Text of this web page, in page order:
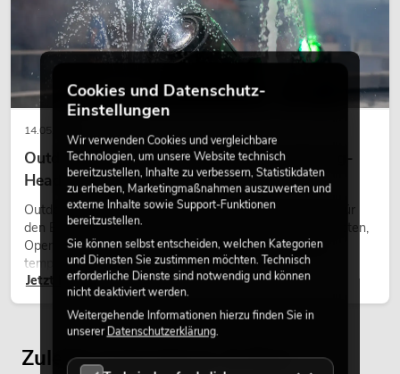
No. 20000288 Artikel nicht mehr verfügbar
EUROLITE Set LED KLS Laser Bar Pro
FX + Boxenhochständer heavy, Alu sw
No. 20000289Artikel nicht mehr verfügbar
14.05.2026
Outdoor Moving-Heads: Wetterfeste Moving-
Heads bei Events
Outdoor Moving-Heads sind bewegliche Scheinwerfer für
den Einsatz im Freien. Sie werden bei Festivals, Stadtfesten,
Open-Air-Konzerten, Architekturinszenierungen und
temporären Außeninstallationen eingesetzt.
Jetzt lesen
Zuletzt angesehene Artikel
Cookies und Datenschutz-
Einstellungen
Wir verwenden Cookies und vergleichbare
Technologien, um unsere Website technisch
bereitzustellen, Inhalte zu verbessern, Statistikdaten
zu erheben, Marketingmaßnahmen auszuwerten und
externe Inhalte sowie Support-Funktionen
bereitzustellen.
Sie können selbst entscheiden, welchen Kategorien
und Diensten Sie zustimmen möchten. Technisch
erforderliche Dienste sind notwendig und können
nicht deaktiviert werden.
Weitergehende Informationen hierzu finden Sie in
unsererDatenschutzerklärung.